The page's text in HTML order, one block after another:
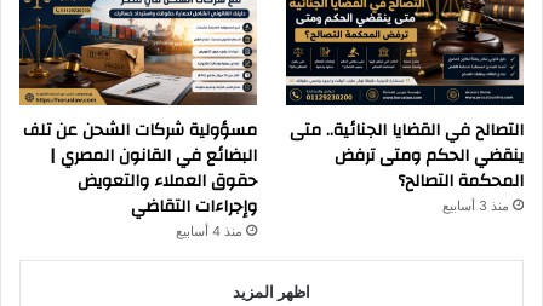
التصالح في القضايا الجنائية.. متى
ينقضي الحكم ومتى ترفض
المحكمة التصالح؟
منذ 3 أسابيع
مسؤولية شركات الشحن عن تلف
البضائع في القانون المصري |
حقوق العملاء والتعويض
وإجراءات التقاضي
منذ 4 أسابيع
اظهر المزيد